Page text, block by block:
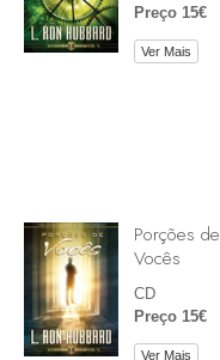
Preço 15€
Ver Mais
Porções de
Vocês
CD
Preço 15€
Ver Mais